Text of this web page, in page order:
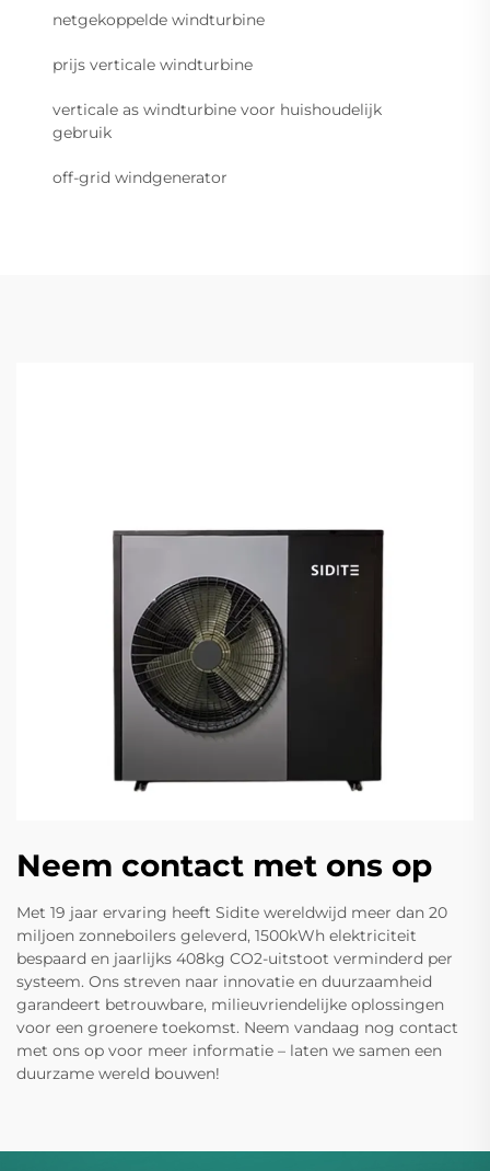
netgekoppelde windturbine
prijs verticale windturbine
verticale as windturbine voor huishoudelijk
gebruik
off-grid windgenerator
Neem contact met ons op
Met 19 jaar ervaring heeft Sidite wereldwijd meer dan 20
miljoen zonneboilers geleverd, 1500kWh elektriciteit
bespaard en jaarlijks 408kg CO2-uitstoot verminderd per
systeem. Ons streven naar innovatie en duurzaamheid
garandeert betrouwbare, milieuvriendelijke oplossingen
voor een groenere toekomst. Neem vandaag nog contact
met ons op voor meer informatie – laten we samen een
duurzame wereld bouwen!